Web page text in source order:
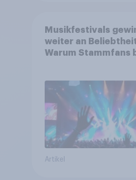
Musikfestivals
weiter an
Warum Stammfans
Artikel